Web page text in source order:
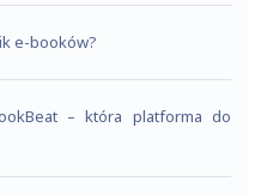
e-booków?
– która platforma do